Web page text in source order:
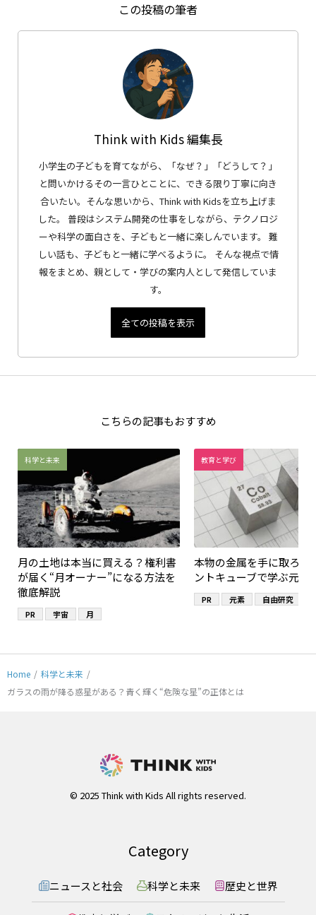
この投稿の筆者
Think with Kids 編集長
小学生の子どもを育てながら、「なぜ？」「どうして？」
と問いかけるその一言ひとことに、できる限り丁寧に向き
合いたい。そんな思いから、Think with Kidsを立ち上げま
した。 普段はシステム開発の仕事をしながら、テクノロジ
ーや科学の面白さを、子どもと一緒に楽しんでいます。 難
しい話も、子どもと一緒に学べるように。 そんな視点で情
報をまとめ、親として・学びの案内人として発信していま
す。
全ての投稿を表示
こちらの記事もおすすめ
科学と未来
月の土地は本当に買える？権利書
が届く“月オーナー”になる方法を
徹底解説
PR 宇宙 月
教育と学び
本物の金属を手に取ろう
ントキューブで学ぶ元素
PR 元素 自由研究
Home / 科学と未来 /
ガラスの雨が降る惑星がある？青く輝く“危険な星”の正体とは
© 2025 Think with Kids All rights reserved.
Category
ニュースと社会 科学と未来 歴史と世界